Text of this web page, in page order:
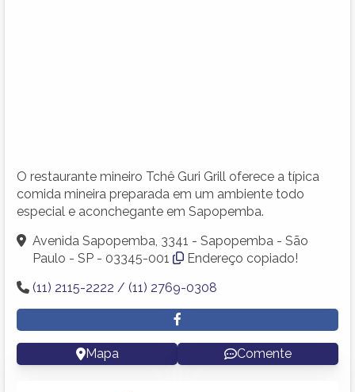
O restaurante mineiro Tchê Guri Grill oferece a típica
comida mineira preparada em um ambiente todo
especial e aconchegante em Sapopemba.
Avenida Sapopemba, 3341 - Sapopemba - São
Paulo - SP - 03345-001
Endereço copiado!
(11) 2115-2222 / (11) 2769-0308
Mapa Comente